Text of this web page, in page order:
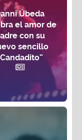
Úbeda
el amor de
con su
sencillo